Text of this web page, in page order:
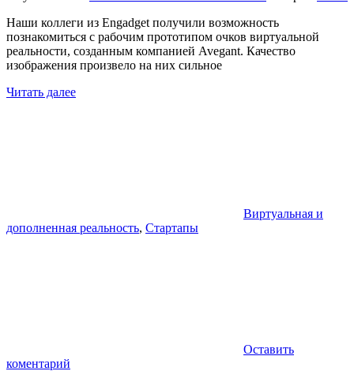
Наши коллеги из Engadget получили возможность
познакомиться с рабочим прототипом очков виртуальной
реальности, созданным компанией Avegant. Качество
изображения произвело на них сильное
Читать далее
Виртуальная и
дополненная реальность, Стартапы
Оставить
коментарий